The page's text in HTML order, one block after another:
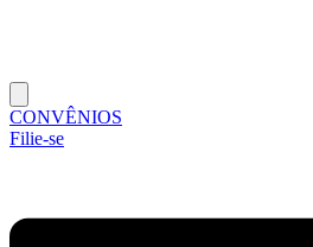
CONVÊNIOS
Filie-se